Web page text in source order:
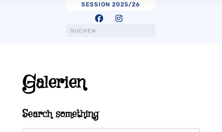
SESSION 2025/26
Galerien
Search something